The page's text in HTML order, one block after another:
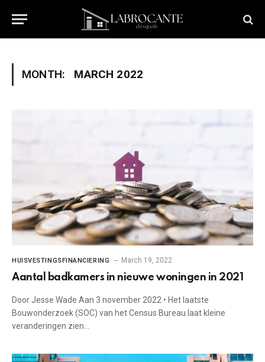
MONTH: MARCH 2022
HUISVESTINGSFINANCIERING March 19, 2022
Aantal badkamers in nieuwe woningen in 2021
Door Jesse Wade Aan 3 november 2022 • Het laatste
Bouwonderzoek (SOC) van het Census Bureau laat kleine
veranderingen zien…